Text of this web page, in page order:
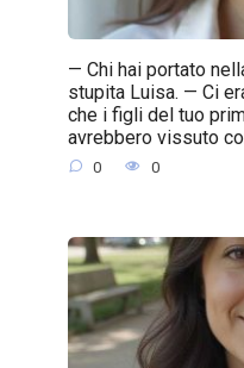
— Chi hai portato
stupita Luisa. — Ci
che i figli del tuo
avrebbero vissuto
0 0